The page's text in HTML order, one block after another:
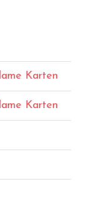
Karten
Karten